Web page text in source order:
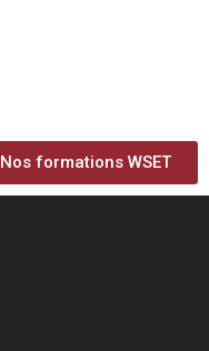
Nos formations WSET